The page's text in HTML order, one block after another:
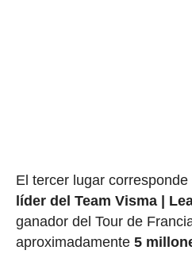
El tercer lugar corresponde
líder del Team Visma |
ganador del Tour de
aproximadamente 5